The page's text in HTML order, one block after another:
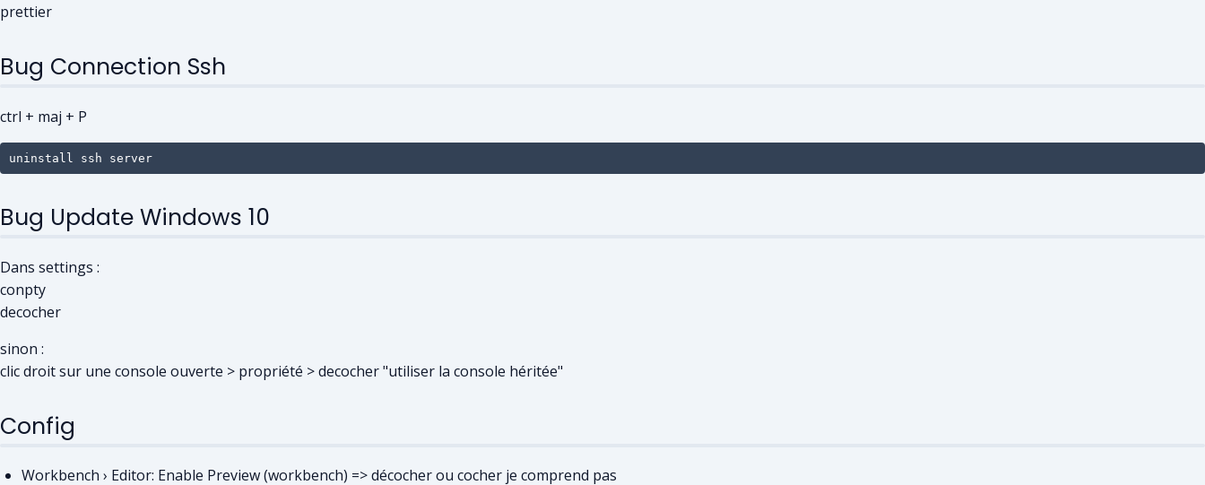
prettier
Bug Connection Ssh
ctrl + maj + P
uninstall ssh server
Bug Update Windows 10
Dans settings :
conpty
decocher
sinon :
clic droit sur une console ouverte > propriété > decocher "utiliser la console héritée"
Config
Workbench › Editor: Enable Preview (workbench) => décocher ou cocher je comprend pas